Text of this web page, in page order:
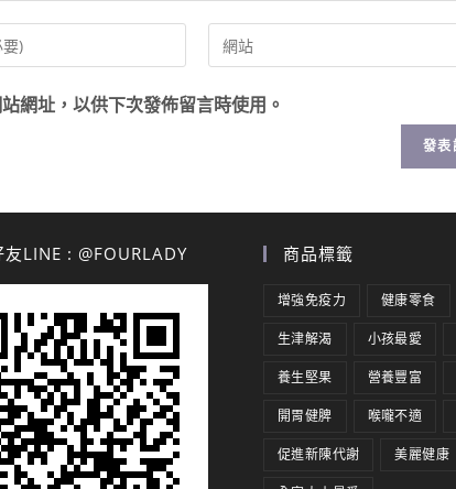
網址，以供下次發佈留言時使用。
友LINE : @FOURLADY 商品標籤
增強免疫力 健康零食
生津解渴 小孩最愛
養生堅果 營養豐富
開胃健脾 喉嚨不適
促進新陳代謝 美麗健康